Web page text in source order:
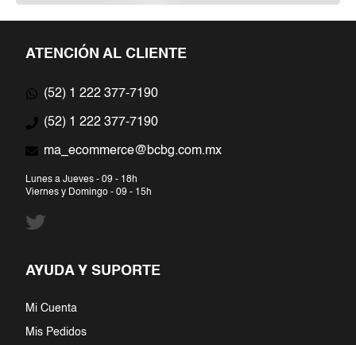
ATENCIÓN AL CLIENTE
(52) 1 222 377-7190
(52) 1 222 377-7190
ma_ecommerce@bcbg.com.mx
Lunes a Jueves - 09 - 18h
Viernes y Domingo - 09 - 15h
AYUDA Y SUPORTE
Mi Cuenta
Mis Pedidos